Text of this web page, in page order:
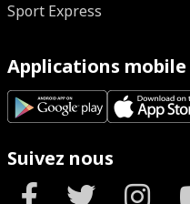
Sport Express
Applications mobile
Suivez nous